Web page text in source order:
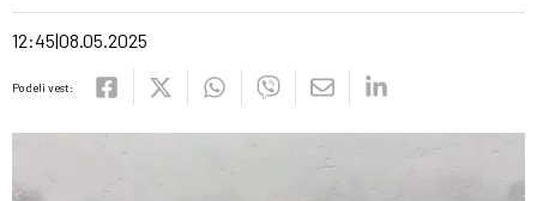
12:45 08.05.2025
Podeli vest: